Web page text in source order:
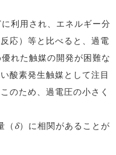
利用され、エネルギー分
応）等と比べると、過電
れた触媒の開発が困難な
酸素発生触媒として注目
のため、過電圧の小さく
（ δ）に相関があることが